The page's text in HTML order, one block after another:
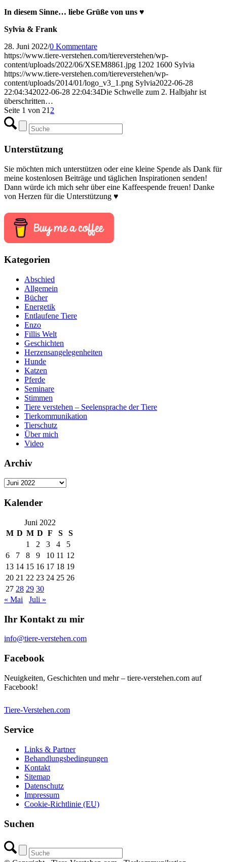
In diesem Sinne… liebe Grüße von uns ♥
Sylvia & Frank
28. Juni 2022/0 Kommentare
https://www.tiere-verstehen.com/tiereverstehen/wp-
content/uploads/2022/06/XSEM8861.jpg 1202 1600 Sylvia
https://www.tiere-verstehen.com/tiereverstehen/wp-
content/uploads/2014/01/logo_v3_1.png Sylvia2022-06-28
22:04:342022-06-28 22:04:34Die Schwelle zum 2. Halbjahr ist
überschritten…
Seite 1 von 21 2
Unterstützung
Sie möchten mich unterstützen oder eine kleine Spende als Dank für
meine kostenlosen Beiträge und täglichen Inspirationen senden!
Dann würde ich mich sehr über eine Kaffeespende freuen! Danke
von Herzen für die Unterstützung ♥
Kategorien
Abschied
Allgemein
Bücher
Energetik
Entlaufene Tiere
Enzo
Fillis Welt
Geschichten
Herzensangelegenheiten
Hunde
Katzen
Pferde
Seminare
Stimmen
Tiere verstehen – Seelensprache der Tiere
Tierkommunikation
Tierschutz
Über mich
Video
Archiv
Archiv
Kalender
Juni 2022
M D M D F S
S
1
2 3 4
5
6
7 8 9 10 11 12
13 14 15 16 17 18 19
20 21 22 23 24 25 26
27 28 29 30
« Mai
Juli »
Ihr Kontakt zu mir
info@tiere-verstehen.com
Facebook
Neuigkeiten, Geschichten und mehr – tiere-verstehen.com auf
Facebook!
Tiere-Verstehen.com
Service
Links & Partner
Behandlungsbedingungen
Kontakt
Sitemap
Datenschutz
Impressum
Cookie-Richtlinie (EU)
Suchen